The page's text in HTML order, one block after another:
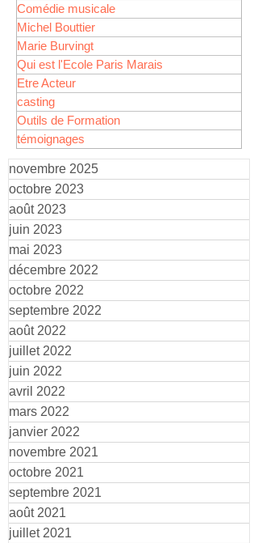
Comédie musicale
Michel Bouttier
Marie Burvingt
Qui est l'Ecole Paris Marais
Etre Acteur
casting
Outils de Formation
témoignages
novembre 2025
octobre 2023
août 2023
juin 2023
mai 2023
décembre 2022
octobre 2022
septembre 2022
août 2022
juillet 2022
juin 2022
avril 2022
mars 2022
janvier 2022
novembre 2021
octobre 2021
septembre 2021
août 2021
juillet 2021